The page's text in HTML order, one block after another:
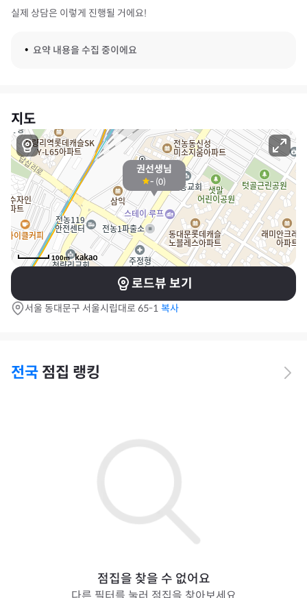
실제 상담은 이렇게 진행될 거에요!
요약 내용을 수집 중이에요
지도
권선생님
- (0)
100m
로드뷰 보기
서울 동대문구 서울시립대로 65-1 복사
전국 점집 랭킹
점집을 찾을 수 없어요